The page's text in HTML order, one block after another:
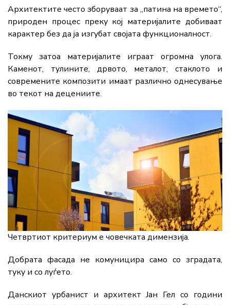
Архитектите често зборуваат за „патина на времето“,
природен процес преку кој материјалите добиваат
карактер без да ја изгубат својата функционалност.
Токму затоа материјалите играат огромна улога.
Каменот, тулините, дрвото, металот, стаклото и
современите композити имаат различно однесување
во текот на децениите.
Четвртиот критериум е човечката димензија.
Добрата фасада не комуницира само со зградата,
туку и со луѓето.
Данскиот урбанист и архитект Јан Гел со години